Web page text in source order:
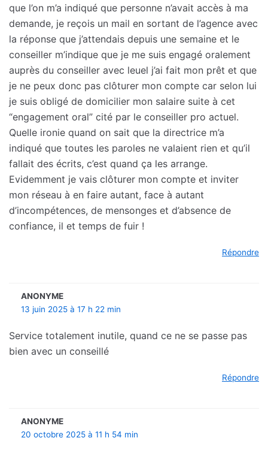
que l’on m’a indiqué que personne n’avait accès à ma
demande, je reçois un mail en sortant de l’agence avec
la réponse que j’attendais depuis une semaine et le
conseiller m’indique que je me suis engagé oralement
auprès du conseiller avec leuel j’ai fait mon prêt et que
je ne peux donc pas clôturer mon compte car selon lui
je suis obligé de domicilier mon salaire suite à cet
“engagement oral” cité par le conseiller pro actuel.
Quelle ironie quand on sait que la directrice m’a
indiqué que toutes les paroles ne valaient rien et qu’il
fallait des écrits, c’est quand ça les arrange.
Evidemment je vais clôturer mon compte et inviter
mon réseau à en faire autant, face à autant
d’incompétences, de mensonges et d’absence de
confiance, il et temps de fuir !
Répondre
ANONYME
13 juin 2025 à 17 h 22 min
Service totalement inutile, quand ce ne se passe pas
bien avec un conseillé
Répondre
ANONYME
20 octobre 2025 à 11 h 54 min